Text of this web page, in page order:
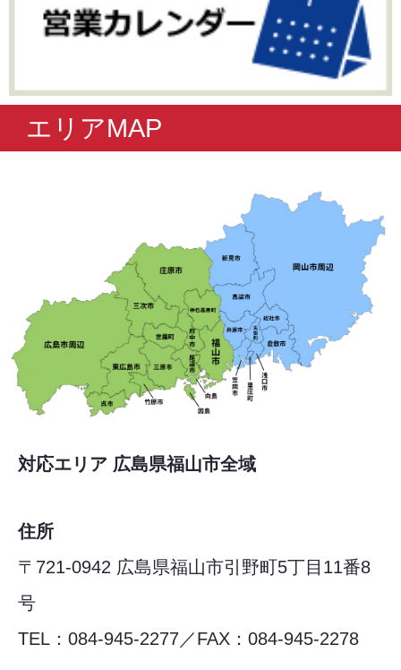
エリアMAP
対応エリア 広島県福山市全域
住所
〒721-0942 広島県福山市引野町5丁目11番8
号
TEL：084-945-2277／FAX：084-945-2278